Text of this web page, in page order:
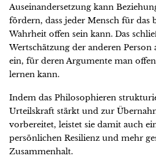
Auseinandersetzung kann
fördern, dass jeder Mensch für das
Wahrheit offen sein kann. Das
Wertschätzung der anderen Person
ein, für deren Argumente man
lernen kann.
Indem das Philosophieren
Urteilskraft stärkt und zur
vorbereitet, leistet sie damit auch
persönlichen Resilienz und mehr
Zusammenhalt.